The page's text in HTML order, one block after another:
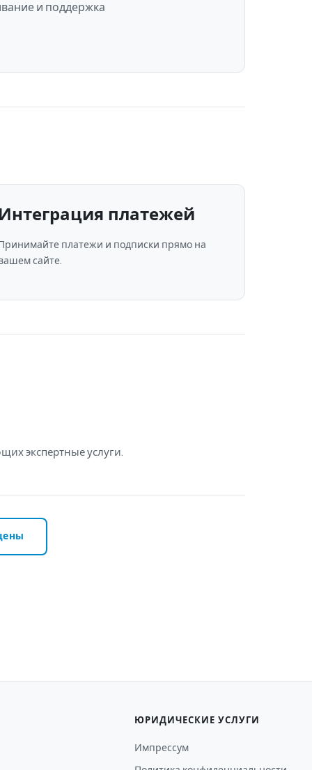
и поддержка
платежей
платежи и подписки прямо на
сайте.
экспертные услуги.
ЮРИДИЧЕСКИЕ УСЛУГИ
Импрессум